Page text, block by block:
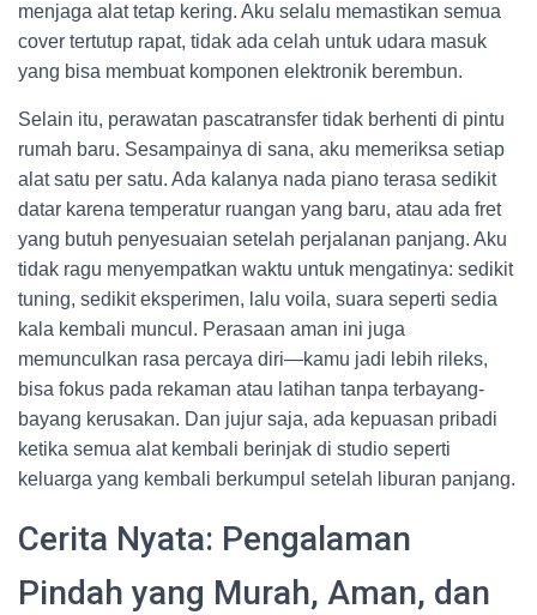
menjaga alat tetap kering. Aku selalu memastikan semua
cover tertutup rapat, tidak ada celah untuk udara masuk
yang bisa membuat komponen elektronik berembun.
Selain itu, perawatan pascatransfer tidak berhenti di pintu
rumah baru. Sesampainya di sana, aku memeriksa setiap
alat satu per satu. Ada kalanya nada piano terasa sedikit
datar karena temperatur ruangan yang baru, atau ada fret
yang butuh penyesuaian setelah perjalanan panjang. Aku
tidak ragu menyempatkan waktu untuk mengatinya: sedikit
tuning, sedikit eksperimen, lalu voila, suara seperti sedia
kala kembali muncul. Perasaan aman ini juga
memunculkan rasa percaya diri—kamu jadi lebih rileks,
bisa fokus pada rekaman atau latihan tanpa terbayang-
bayang kerusakan. Dan jujur saja, ada kepuasan pribadi
ketika semua alat kembali berinjak di studio seperti
keluarga yang kembali berkumpul setelah liburan panjang.
Cerita Nyata: Pengalaman
Pindah yang Murah, Aman, dan